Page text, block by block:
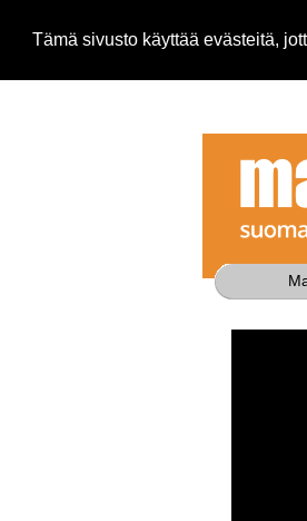
Tämä sivusto käyttää evästeitä,